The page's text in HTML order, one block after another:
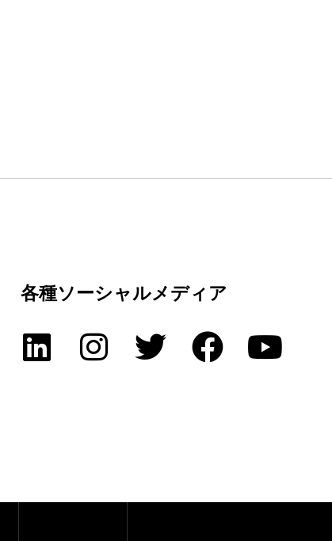
各種ソーシャルメディア